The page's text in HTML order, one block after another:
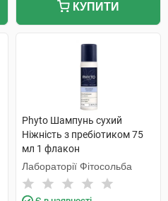
КУПИТИ
Phyto Шампунь сухий
Ніжність з пребіотиком 75
мл 1 флакон
Лабораторії Фітосольба